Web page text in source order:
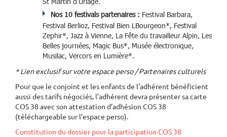
Nos 10 festivals partenaires : Festival Barbara,
Festival Berlioz, Festival Bien LBourgeon*, Festival
Zephir*, Jazz à Vienne, La Fête du travailleur Alpin, Les
Belles journées, Magic Bus*, Musée électronique,
Musilac, Vercors en Lumière*.
* Lien exclusif sur votre espace perso / Partenaires culturels
Pour que le conjoint et les enfants de l'adhérent bénéficient
aussi des tarifs négociés, l’adhérent devra présenter sa carte
COS 38 avec son attestation d’adhésion COS 38
(téléchargeable sur l'espace perso).
Constitution du dossier pour la participation COS 38